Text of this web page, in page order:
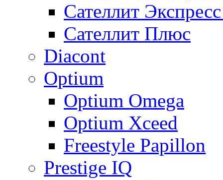
Сателлит
Сателлит Плюс
Diacont
Optium
Optium Omega
Optium Xceed
Freestyle Papillon
Prestige IQ